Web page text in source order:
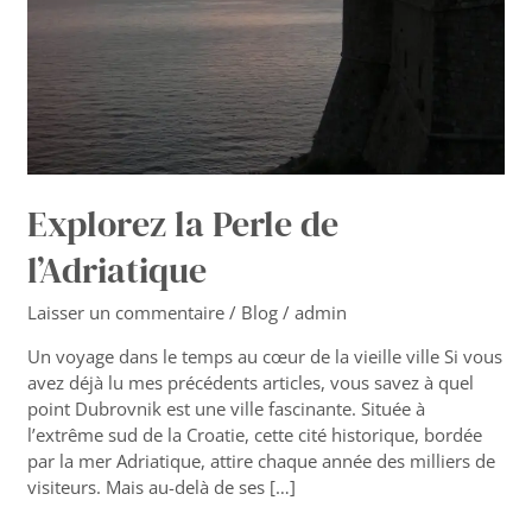
Explorez la Perle de
l’Adriatique
Laisser un commentaire / Blog /admin
Un voyage dans le temps au cœur de la vieille ville Si vous
avez déjà lu mes précédents articles, vous savez à quel
point Dubrovnik est une ville fascinante. Située à
l’extrême sud de la Croatie, cette cité historique, bordée
par la mer Adriatique, attire chaque année des milliers de
visiteurs. Mais au-delà de ses […]